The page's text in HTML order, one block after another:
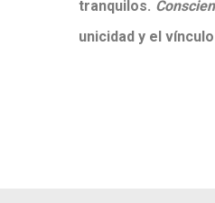
tranquilos.
unicidad y el